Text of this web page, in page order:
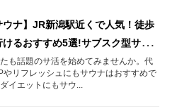
ウナ】JR新潟駅近くで人気！徒歩
けるおすすめ5選!サブスク型サウ
バーとコラボしたサウナでサ活を
よう!
も話題のサ活を始めてみませんか。代
やリフレッシュにもサウナはおすすめで
イエットにもサウ...